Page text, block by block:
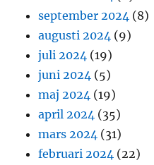
september 2024 (8)
augusti 2024 (9)
juli 2024 (19)
juni 2024 (5)
maj 2024 (19)
april 2024 (35)
mars 2024 (31)
februari 2024 (22)